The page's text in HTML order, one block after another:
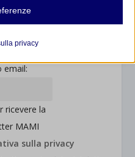
email:
ricevere la
MAMI
sulla privacy
i domini e i servizi che non
o che non sono stati
privacy